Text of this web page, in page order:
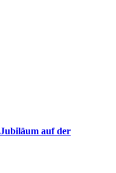
auf der